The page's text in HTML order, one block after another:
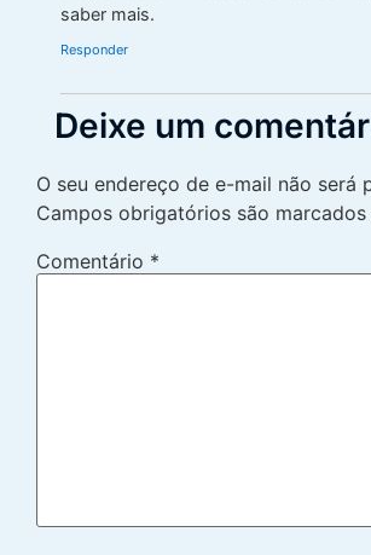
saber mais.
Responder
Deixe um
O seu endereço de e-mail não será
Campos obrigatórios são marcados
Comentário *